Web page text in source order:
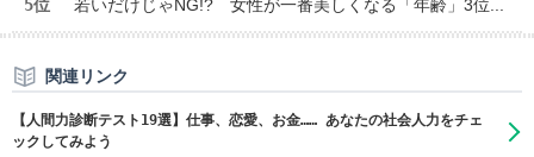
5位 若いだけじゃNG!? 女性が一番美しくなる「年齢」3位...
関連リンク
【人間力診断テスト19選】仕事、恋愛、お金…… あなたの社会人力をチェ
ックしてみよう